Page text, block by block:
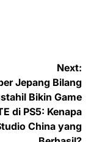
Next:
Jepang Bilang
Bikin Game
di PS5: Kenapa
China yang